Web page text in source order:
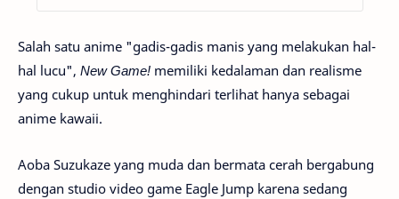
Salah satu anime "gadis-gadis manis yang melakukan hal-
hal lucu", New Game! memiliki kedalaman dan realisme
yang cukup untuk menghindari terlihat hanya sebagai
anime kawaii.
Aoba Suzukaze yang muda dan bermata cerah bergabung
dengan studio video game Eagle Jump karena sedang